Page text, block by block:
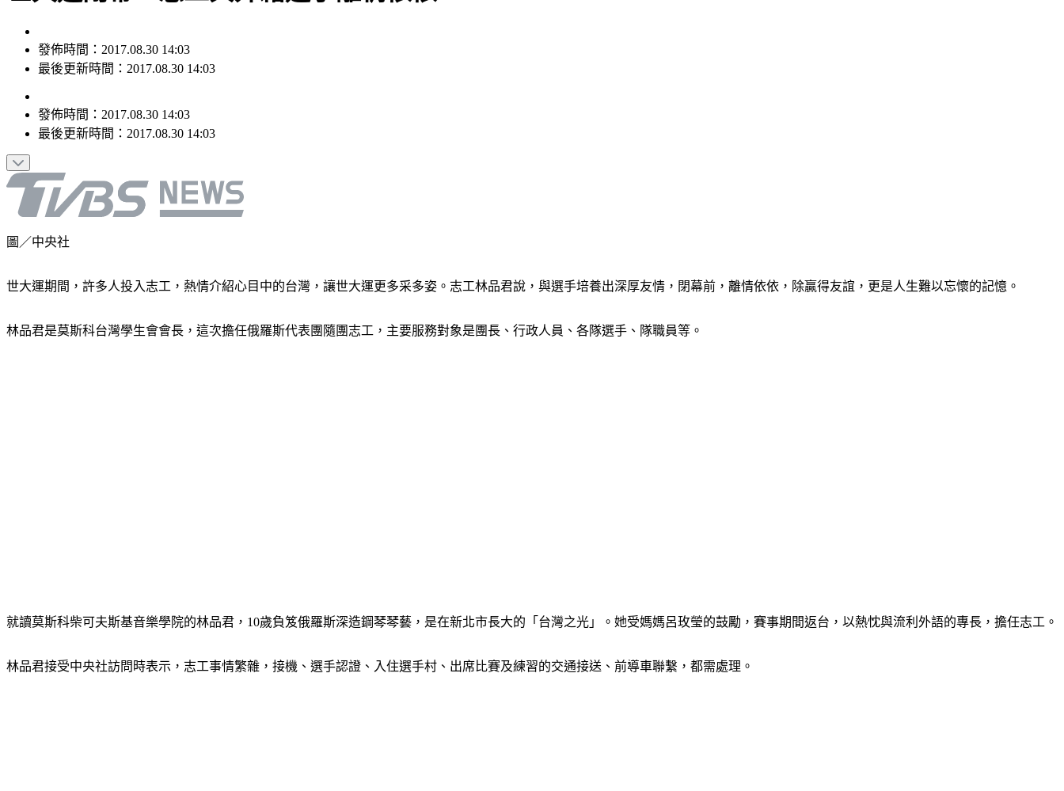
發佈時間：2017.08.30 14:03
最後更新時間：2017.08.30 14:03
發佈時間： 2017.08.30 14:03
最後更新時間： 2017.08.30 14:03
圖／中央社
世大運期間，許多人投入志工，熱情介紹心目中的台灣，讓世大運更多采多姿。志工林品君說，與選手培養出深厚友情，閉幕前，離情依依，除贏得友誼，更是人生難以忘懷的記憶。
林品君是莫斯科台灣學生會會長，這次擔任俄羅斯代表團隨團志工，主要服務對象是團長、行政人員、各隊選手、隊職員等。
就讀莫斯科柴可夫斯基音樂學院的林品君，10歲負笈俄羅斯深造鋼琴琴藝，是在新北市長大的「台灣之光」。她受媽媽呂玫瑩的鼓勵，賽事期間返台，以熱忱與流利外語的專長，擔任志工。
林品君接受中央社訪問時表示，志工事情繁雜，接機、選手認證、入住選手村、出席比賽及練習的交通接送、前導車聯繫，都需處理。